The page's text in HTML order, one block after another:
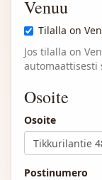
Venuu
Tilalla on
Jos tilalla on
automaattisesti
Osoite
Osoite
Postinumero